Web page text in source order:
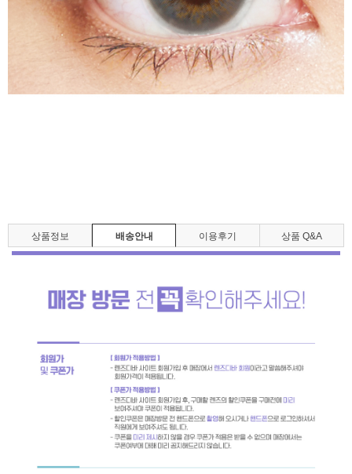
상품정보 배송안내 이용후기 상품 Q&A